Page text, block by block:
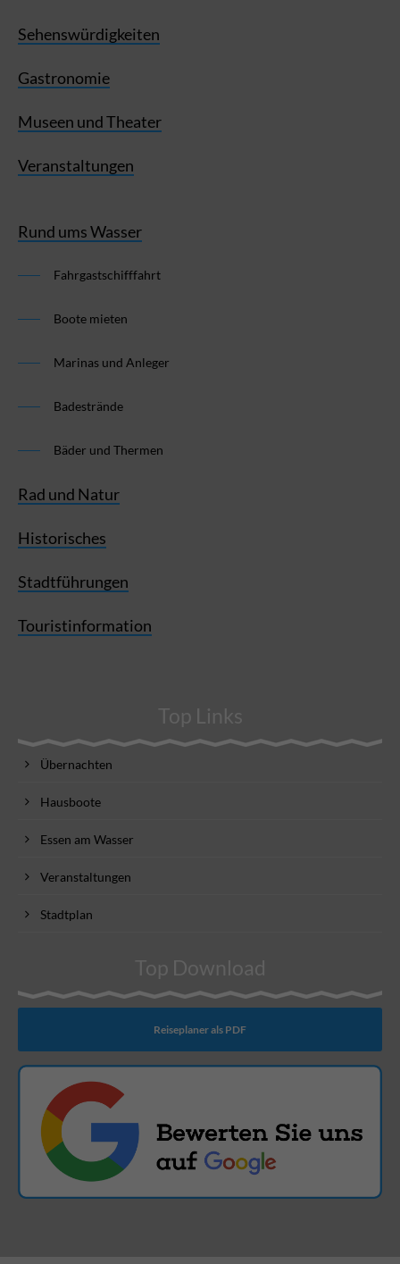
Sehenswürdigkeiten
Gastronomie
Museen und Theater
Veranstaltungen
Rund ums Wasser
Fahrgastschifffahrt
Boote mieten
Marinas und Anleger
Badestrände
Bäder und Thermen
Rad und Natur
Historisches
Stadtführungen
Touristinformation
Top Links
Übernachten
Hausboote
Essen am Wasser
Veranstaltungen
Stadtplan
Top Download
Reiseplaner als PDF